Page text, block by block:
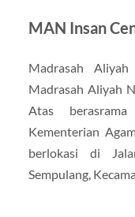
MAN Insan
Madrasah
Madrasah Aliyah
Atas
Kementerian
berlokasi di
Sempulang,